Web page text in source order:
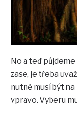
No a teď
zase, je třeba
nutně musí být
vpravo. Vyberu